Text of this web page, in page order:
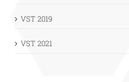
VST 2019
VST 2021